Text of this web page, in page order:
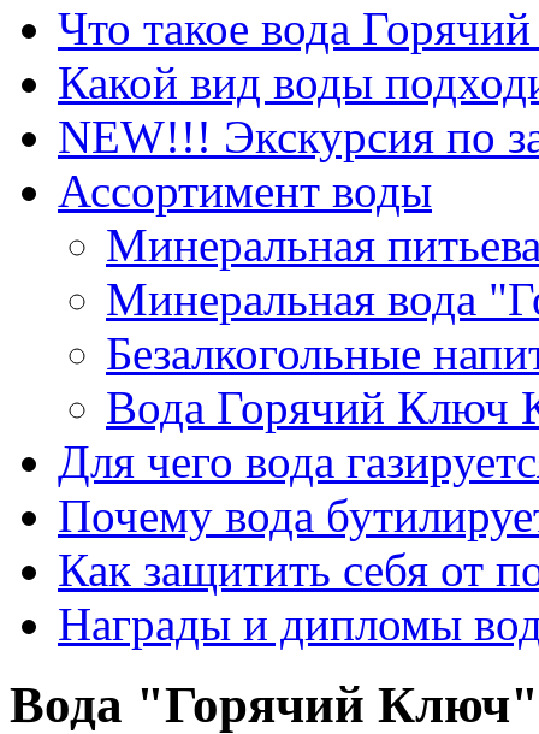
Что такое вода
Какой вид воды
NEW!!! Экскурсия по
Ассортимент воды
Минеральная
Минеральная вода
Безалкогольные
Вода Горячий Ключ
Для чего вода
Почему вода
Как защитить себя от
Награды и дипломы
Вода "Горячий